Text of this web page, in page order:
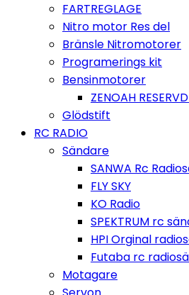
FARTREGLAGE
Nitro motor Res del
Bränsle Nitromotorer
Programerings kit
Bensinmotorer
ZENOAH
Glödstift
RC RADIO
Sändare
SANWA Rc
FLY SKY
KO Radio
SPEKTRUM rc
HPI Orginal
Futaba rc
Motagare